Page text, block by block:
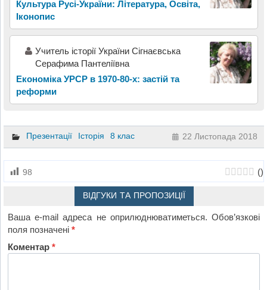
Культура Русі-України: Література, Освіта,
Іконопис
Учитель історії України Сігнаєвська
Серафима Пантеліївна
Економіка УРСР в 1970-80-х: застій та
реформи
Презентації Історія 8 клас 22 Листопада 2018
98 ()
ВІДГУКИ ТА ПРОПОЗИЦІЇ
Ваша e-mail адреса не оприлюднюватиметься. Обов’язкові
поля позначені*
Коментар*